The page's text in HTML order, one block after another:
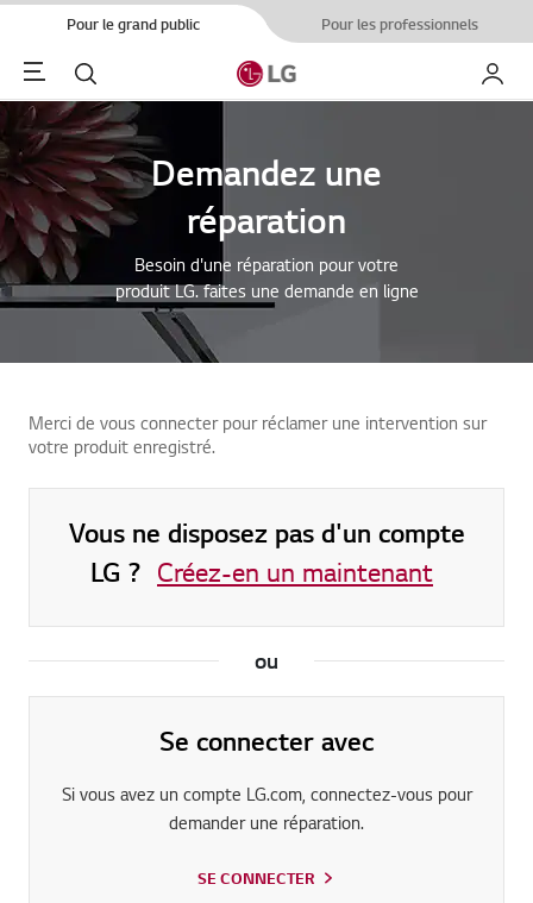
Pour le grand public Pour les professionnels
Menu Rechercher Mon
Demandez une
réparation
Besoin d'une réparation pour votre
produit LG. faites une demande en ligne
Merci de vous connecter pour réclamer une intervention sur
votre produit enregistré.
Vous ne disposez pas d'un compte
LG ? Créez-en un maintenant
ou
Se connecter avec
Si vous avez un compte LG.com, connectez-vous pour
demander une réparation.
SE CONNECTER